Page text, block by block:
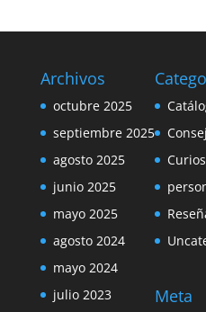
Archivos
octubre 2025
septiembre 2025
agosto 2025
junio 2025
mayo 2025
agosto 2024
mayo 2024
julio 2023
Meta